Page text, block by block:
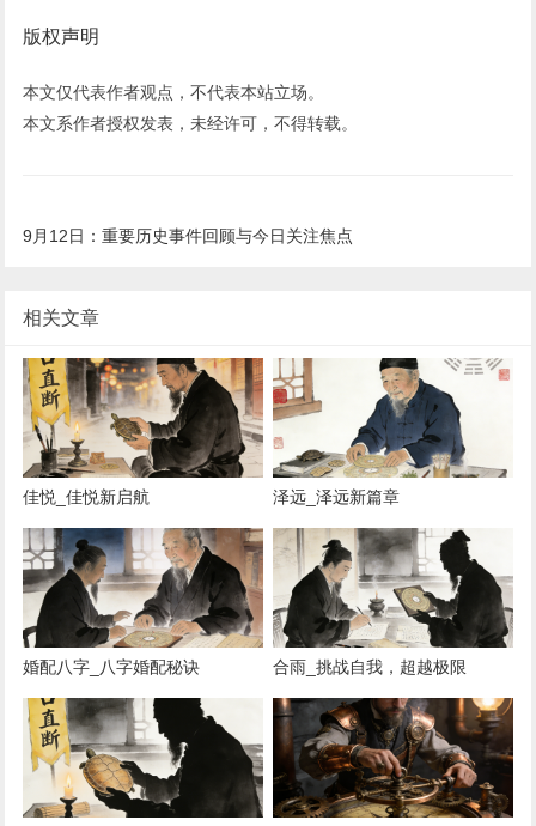
版权声明
本文仅代表作者观点，不代表本站立场。
本文系作者授权发表，未经许可，不得转载。
9月12日：重要历史事件回顾与今日关注焦点
相关文章
佳悦_佳悦新启航 泽远_泽远新篇章
婚配八字_八字婚配秘诀 合雨_挑战自我，超越极限